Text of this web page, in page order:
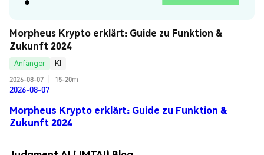
Morpheus Krypto erklärt: Guide zu Funktion &
Zukunft 2024
Anfänger
KI
2026-08-07
15-20m
2026-08-07
Morpheus Krypto erklärt: Guide zu Funktion &
Zukunft 2024